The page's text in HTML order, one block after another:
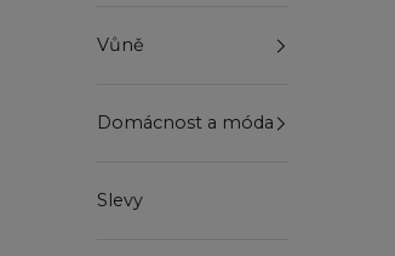
Vůně
Domácnost a móda
Slevy